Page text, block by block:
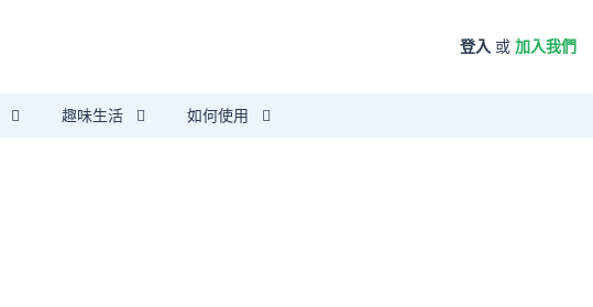
登入 或 加入我們
趣味生活 如何使用